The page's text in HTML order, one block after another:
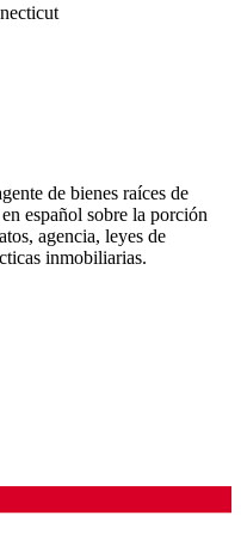
de bienes raíces de
español sobre la porción
agencia, leyes de
inmobiliarias.